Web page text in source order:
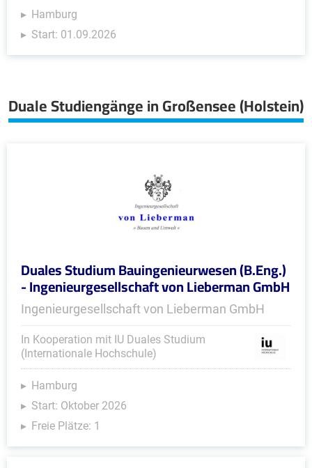
Hamburg
Start: 01.09.2026
Duale Studiengänge in Großensee (Holstein)
Duales Studium Bauingenieurwesen (B.Eng.)
- Ingenieurgesellschaft von Lieberman GmbH
Ingenieurgesellschaft von Lieberman GmbH
In Kooperation mit IU Duales Studium
(Internationale Hochschule)
Hamburg
Start: Oktober 2026
Freie Plätze: 1